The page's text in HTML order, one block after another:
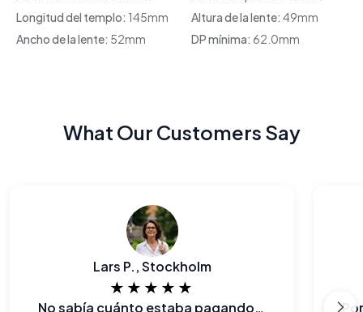
Longitud del templo: 145mm Altura de la lente: 49mm
Ancho de la lente: 52mm DP mínima: 62.0mm
What Our Customers Say
Lars P., Stockholm
★★★★★
No sabía cuánto estaba pagando de más